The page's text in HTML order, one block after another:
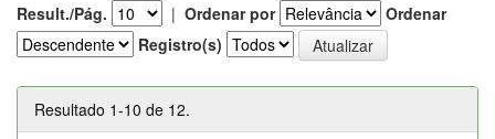
Result./Pág. | Ordenar por
Ordenar
Registro(s)
Resultado 1-10 de 12.